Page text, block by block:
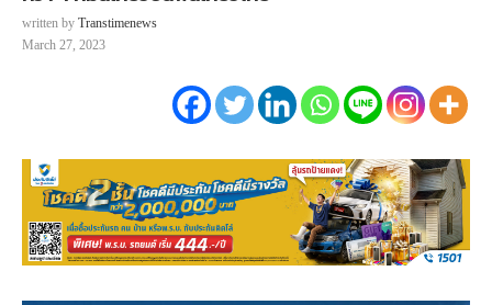
written by Transtimenews
March 27, 2023